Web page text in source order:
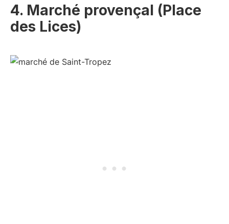
4. Marché provençal (Place
des Lices)